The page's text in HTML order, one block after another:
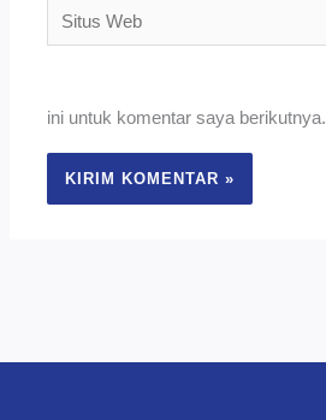
Situs
Web
ini untuk komentar saya berikutnya.